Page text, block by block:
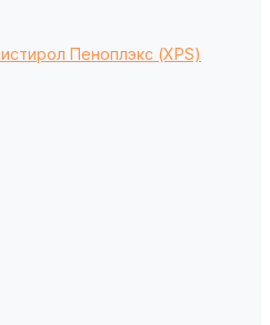
Пеноплэкс (XPS)